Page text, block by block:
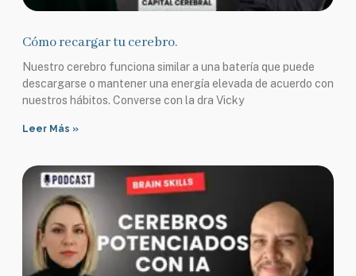
Cómo recargar tu cerebro.
Nuestro cerebro funciona similar a una batería que puede
descargarse o mantener una energía elevada de acuerdo con
nuestros hábitos. Converse con la dra Vicky
Leer Más »